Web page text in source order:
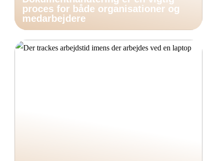
proces for både organisationer og
medarbejdere